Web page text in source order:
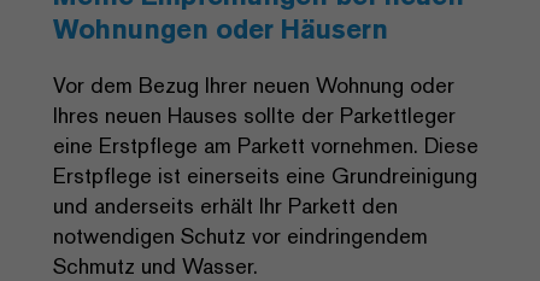
Wohnungen oder Häusern
Vor dem Bezug Ihrer neuen Wohnung oder
Ihres neuen Hauses sollte der Parkettleger
eine Erstpflege am Parkett vornehmen. Diese
Erstpflege ist einerseits eine Grundreinigung
und anderseits erhält Ihr Parkett den
notwendigen Schutz vor eindringendem
Schmutz und Wasser.